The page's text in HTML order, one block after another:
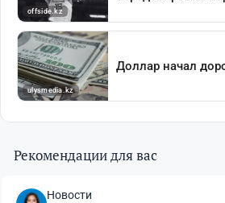
Рекомендации для вас
Новости